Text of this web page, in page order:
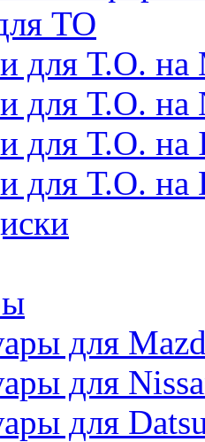
ТО
для Т.О. на
для Т.О. на
для Т.О.
для Т.О. на
для
для
для